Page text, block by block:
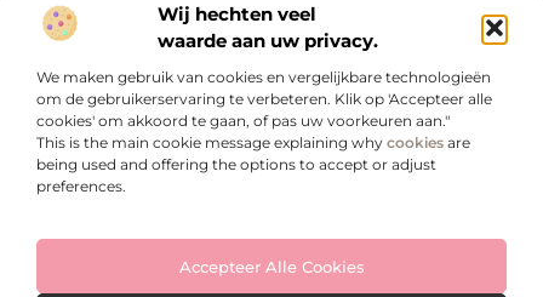
Wij hechten veel
waarde aan uw privacy.
We maken gebruik van cookies en vergelijkbare technologieën
om de gebruikerservaring te verbeteren. Klik op 'Accepteer alle
cookies' om akkoord te gaan, of pas uw voorkeuren aan."
This is the main cookie message explaining why cookies are
being used and offering the options to accept or adjust
preferences.
Accepteer Alle Cookies
Onze informatie
Bericht categorie
Website index Cookiebeleid (EU)